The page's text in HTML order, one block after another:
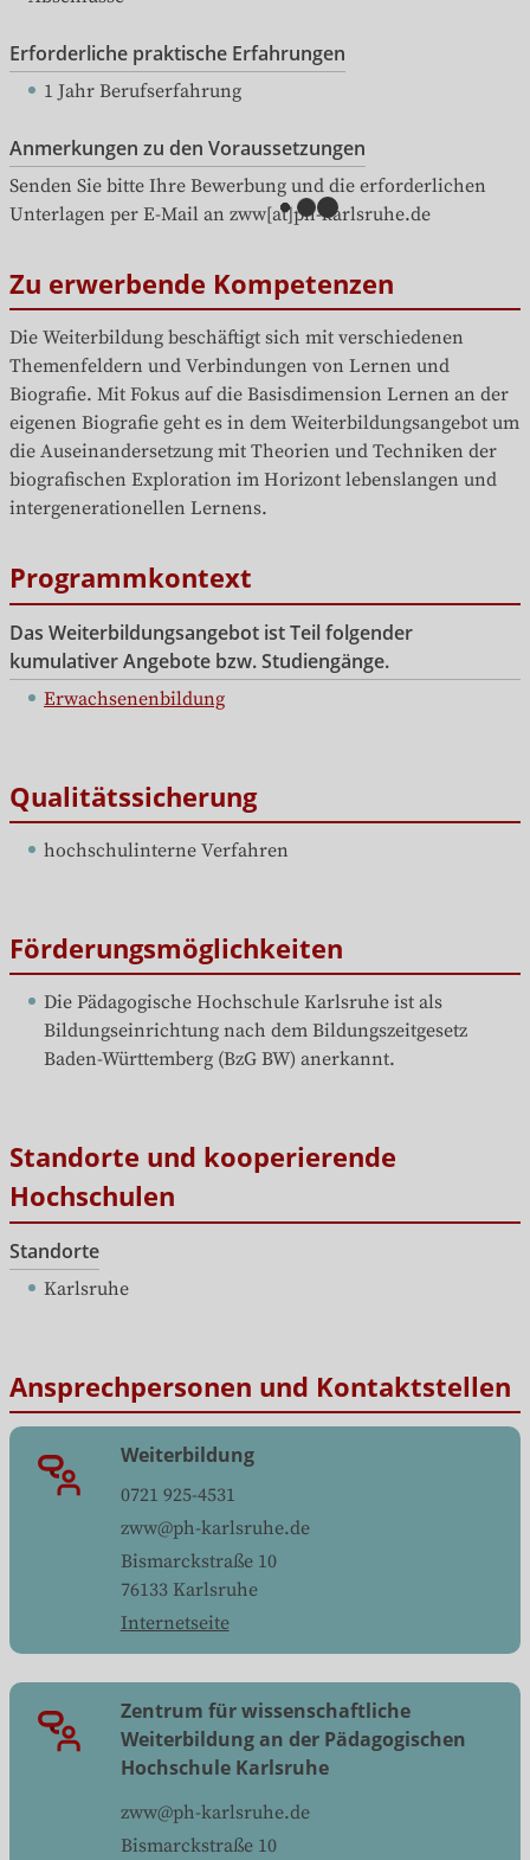
Erforderliche praktische Erfahrungen
1 Jahr Berufserfahrung
Anmerkungen zu den Voraussetzungen
Senden Sie bitte Ihre Bewerbung und die erforderlichen
Unterlagen per E-Mail an zww[at]ph-karlsruhe.de
Zu erwerbende Kompetenzen
Die Weiterbildung beschäftigt sich mit verschiedenen
Themenfeldern und Verbindungen von Lernen und
Biografie. Mit Fokus auf die Basisdimension Lernen an der
eigenen Biografie geht es in dem Weiterbildungsangebot um
die Auseinandersetzung mit Theorien und Techniken der
biografischen Exploration im Horizont lebenslangen und
intergenerationellen Lernens.
Programmkontext
Das Weiterbildungsangebot ist Teil folgender
kumulativer Angebote bzw. Studiengänge.
Erwachsenenbildung
Qualitätssicherung
hochschulinterne Verfahren
Förderungsmöglichkeiten
Die Pädagogische Hochschule Karlsruhe ist als
Bildungseinrichtung nach dem Bildungszeitgesetz
Baden-Württemberg (BzG BW) anerkannt.
Standorte und kooperierende
Hochschulen
Standorte
Karlsruhe
Ansprechpersonen und Kontaktstellen
Weiterbildung
0721 925-4531
zww@ph-karlsruhe.de
Bismarckstraße 10
76133 Karlsruhe
Internetseite
Zentrum für wissenschaftliche
Weiterbildung an der Pädagogischen
Hochschule Karlsruhe
zww@ph-karlsruhe.de
Bismarckstraße 10